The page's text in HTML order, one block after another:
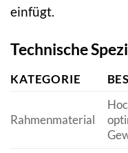
einfügt.
Technische
KATEGORIE
Rahmenmaterial